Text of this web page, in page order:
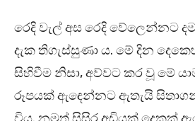
රෙදි වැල් අස රෙදි වේලෙන්නට
දැක තිගැස්සුණා ය. මේ දින
සිහිවීම නිසා, අව්වට කර වූ මේ
රූපයක් ඇඳෙන්නට ඇතැයි